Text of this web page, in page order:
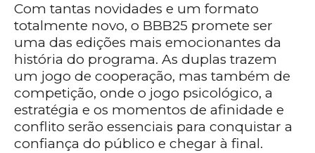
Com tantas novidades e um formato
totalmente novo, o BBB25 promete ser
uma das edições mais emocionantes da
história do programa. As duplas trazem
um jogo de cooperação, mas também de
competição, onde o jogo psicológico, a
estratégia e os momentos de afinidade e
conflito serão essenciais para conquistar a
confiança do público e chegar à final.